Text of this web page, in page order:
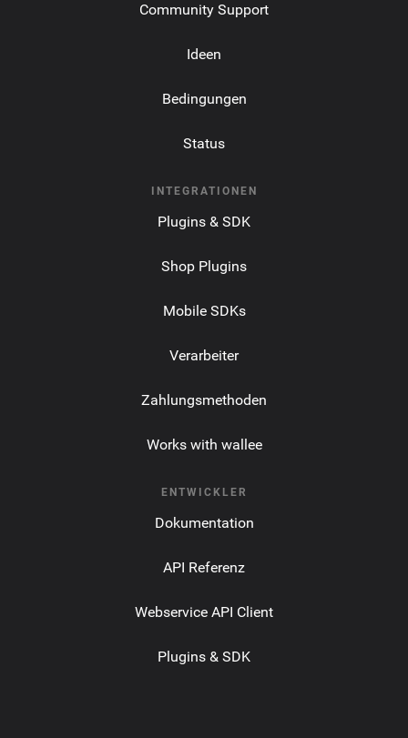
Community Support
Ideen
Bedingungen
Status
INTEGRATIONEN
Plugins & SDK
Shop Plugins
Mobile SDKs
Verarbeiter
Zahlungsmethoden
Works with wallee
ENTWICKLER
Dokumentation
API Referenz
Webservice API Client
Plugins & SDK